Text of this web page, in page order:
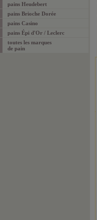
pains Heudebert
pains Brioche Dorée
pains Casino
pains Épi d'Or / Leclerc
toutes les marques
de pain